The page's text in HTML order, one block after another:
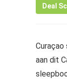
Deal
aan dit